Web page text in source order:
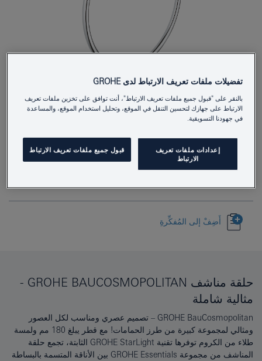
Product Number
40460001
EAN
أَضِفْ إلى المُفكِّرةِ
حلقة مناشف GROHE BAUCOSMOPOLITAN -
مثالية شاملة
GROHE BauCosmopolitan – تصميم عصري ومناسب لكل العصور
ومثالي لمجموعة كبيرة من طرز الحمامات! مع قطر يبلغ 180 مم ولمسة
طلاء من الكروم توفرها تقنية GROHE StarLight الثابتة، تجمع حلقة
المناشف من مجموعة GROHE Essentials بين الأناقة المتسمة بالبساطة
تفضيلات ملفات تعريف الارتباط لدى GROHE
بالنقر على "قبول جميع ملفات تعريف الارتباط"، أنت توافق على تخزين ملفات تعريف
الارتباط على جهازك لتحسين التنقل في الموقع، وتحليل استخدام الموقع، والمساعدة
في جهودنا التسويقية.
إعدادات ملفات تعريف
الارتباط
قبول جميع ملفات تعريف الارتباط